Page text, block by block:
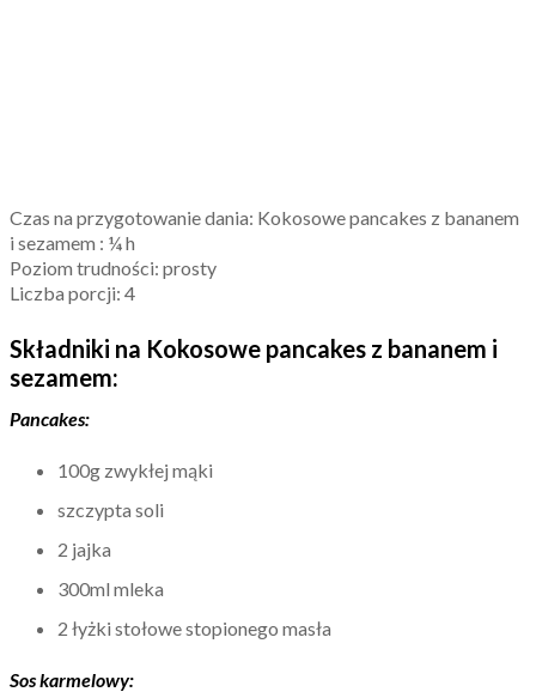
Czas na przygotowanie dania: Kokosowe pancakes z bananem
i sezamem : ¼ h
Poziom trudności: prosty
Liczba porcji: 4
Składniki na Kokosowe pancakes z bananem i
sezamem:
Pancakes:
100g zwykłej mąki
szczypta soli
2 jajka
300ml mleka
2 łyżki stołowe stopionego masła
Sos karmelowy: